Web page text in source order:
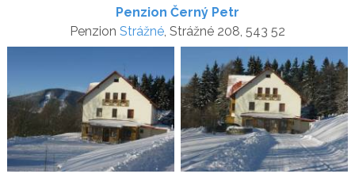
Penzion Černý Petr
Penzion Strážné, Strážné 208, 543 52